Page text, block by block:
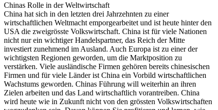
Chinas Rolle in der Weltwirtschaft
China hat sich in den letzten drei Jahrzehnten zu einer
wirtschaftlichen Weltmacht emporgearbeitet und ist heute hinter den
USA die zweigrösste Volkswirtschaft. China ist für viele Nationen
nicht nur ein wichtiger Handelspartner, das Reich der Mitte
investiert zunehmend im Ausland. Auch Europa ist zu einer der
wichtigsten Regionen geworden, um die Marktposition zu
verstärken. Viele ausländische Firmen gehören bereits chinesischen
Firmen und für viele Länder ist China ein Vorbild wirtschaftlichen
Wachstums geworden. Chinas Führung will weiterhin an ihren
Zielen arbeiten und das Land wirtschaftlich vorantreiben. China
wird heute wie in Zukunft nicht von den grössten Volkswirtschaften